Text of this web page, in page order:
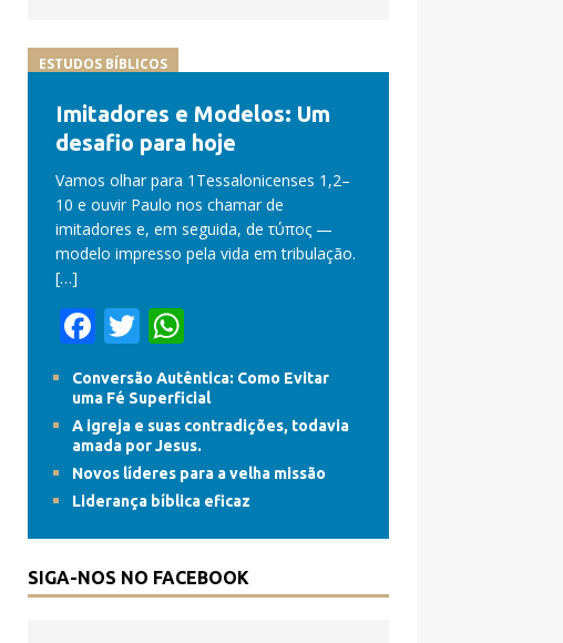
ESTUDOS BÍBLICOS
Imitadores e Modelos: Um
desafio para hoje
Vamos olhar para 1Tessalonicenses 1,2–
10 e ouvir Paulo nos chamar de
imitadores e, em seguida, de τύπος —
modelo impresso pela vida em tribulação.
[…]
F
e
b
o
o
k
T
w
itt
er
W
h
at
s
A
p
p
Conversão Autêntica: Como Evitar
uma Fé Superficial
A igreja e suas contradições, todavia
amada por Jesus.
Novos líderes para a velha missão
Liderança bíblica eficaz
SIGA-NOS NO FACEBOOK